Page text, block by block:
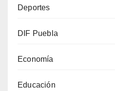
Deportes
DIF Puebla
Economía
Educación